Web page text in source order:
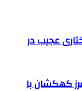
عجیب در
کهکشان با